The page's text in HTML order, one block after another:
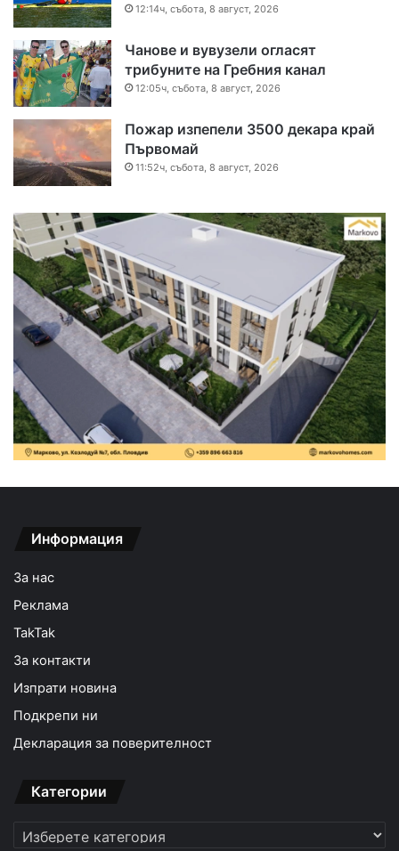
12:14ч, събота, 8 август, 2026
Чанове и вувузели огласят
трибуните на Гребния канал
12:05ч, събота, 8 август, 2026
Пожар изпепели 3500 декара край
Първомай
11:52ч, събота, 8 август, 2026
Информация
За нас
Реклама
TakTak
За контакти
Изпрати новина
Подкрепи ни
Декларация за поверителност
Категории
Категории